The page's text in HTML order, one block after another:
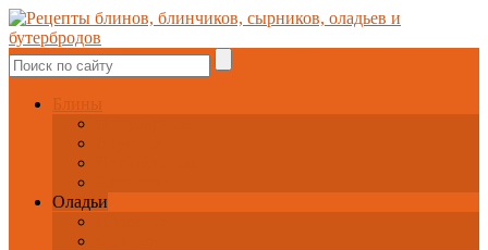
Блины
Оладьи